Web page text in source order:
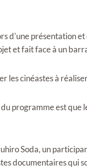
d'une présentation
et fait face à un
les cinéastes à
programme est que
Soda, un
documentaires qui